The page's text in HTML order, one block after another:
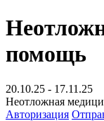
помощь
20.10.25 - 17.11.25
Неотложная
Авторизация